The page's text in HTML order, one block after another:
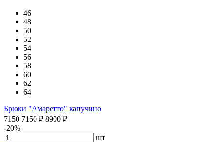
46
48
50
52
54
56
58
60
62
64
Брюки "Амаретто" капучино
7150 7150 ₽ 8900 ₽
-20%
шт